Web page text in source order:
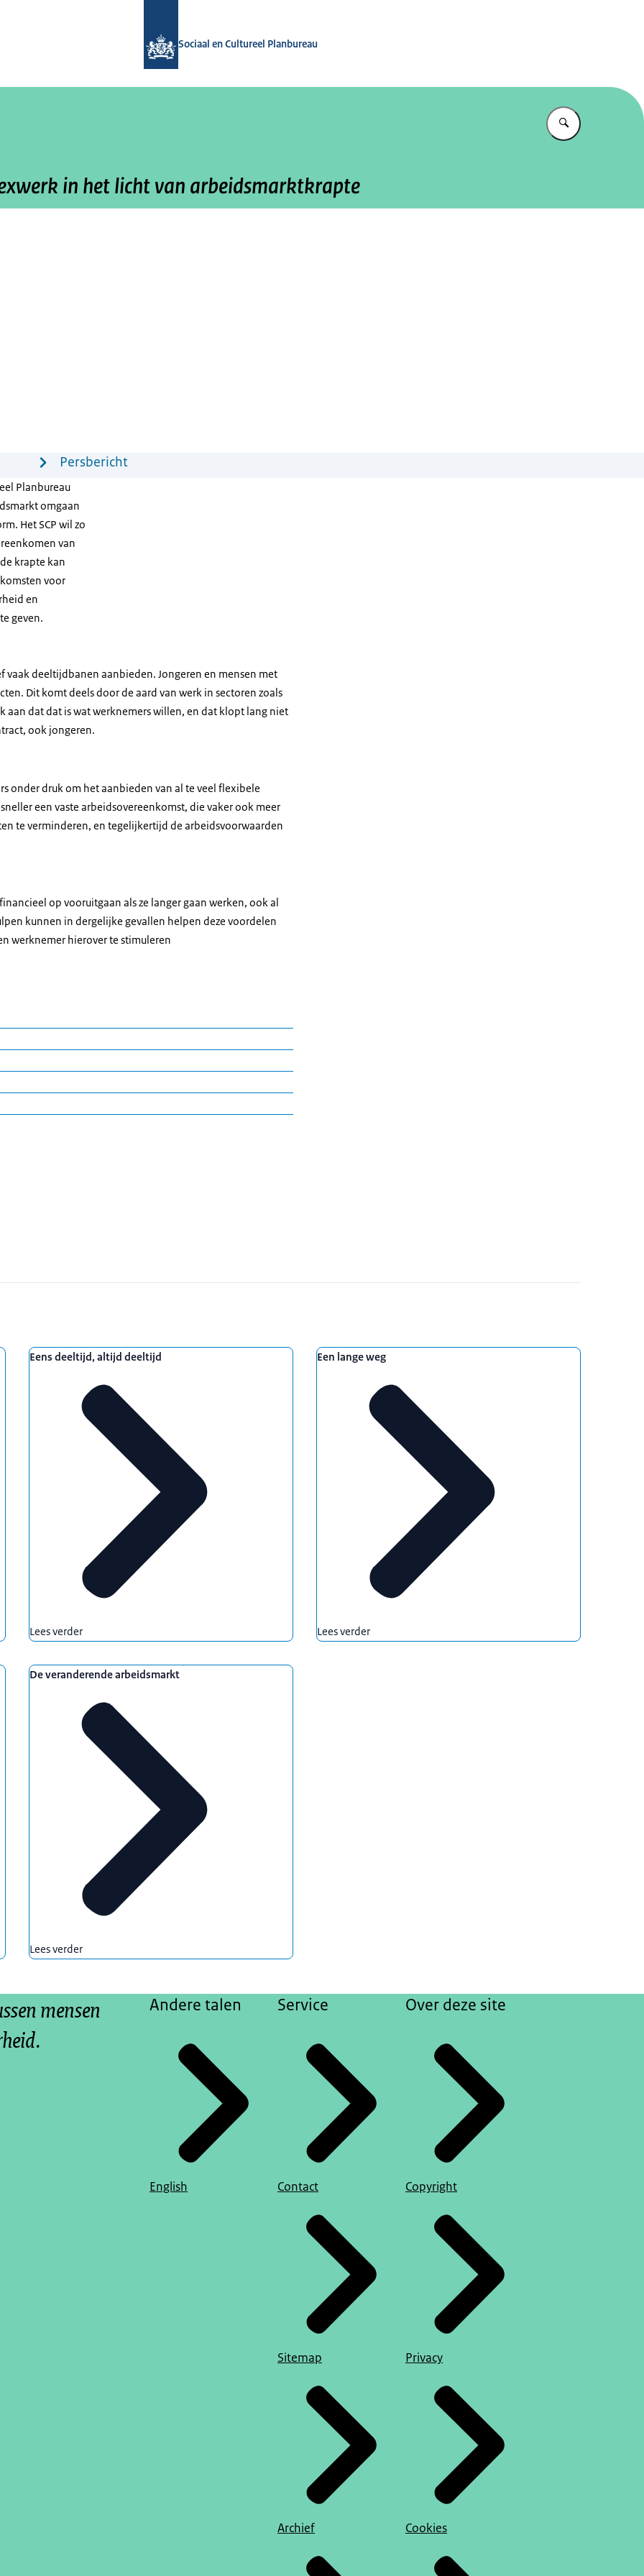
Sociaal en Cultureel Planbureau
Vul in wat u
in het licht van arbeidsmarktkrapte
Persbericht
Planbureau
omgaan
Het SCP wil zo
van
krapte kan
voor
en
geven.
deeltijdbanen aanbieden. Jongeren en mensen met
Dit komt deels door de aard van werk in sectoren zoals
aan dat dat is wat werknemers willen, en dat klopt lang niet
ook jongeren.
onder druk om het aanbieden van al te veel flexibele
een vaste arbeidsovereenkomst, die vaker ook meer
te verminderen, en tegelijkertijd de arbeidsvoorwaarden
op vooruitgaan als ze langer gaan werken, ook al
kunnen in dergelijke gevallen helpen deze voordelen
werknemer hierover te stimuleren
hoe werkgevers omgaan met krapte op de arbeidsmarkt, en
te passen om hun vacatures vervuld te krijgen. Er is
‘voor structurele verbeteringen, zoals meer vaste
tekort aan arbeidskrachten nog vaak alleen maar gezien
krapte op de arbeidsmarkt. Tekorten in sectoren als
uren dan zij zouden willen. Anderen hebben een
moeite hebben personeel te vinden, ontstaat er een
Het onderzoek laat zien dat zo’n moment kan
van werk in Nederland: wie werkt hoeveel uur, met
Keuzes die werkgevers maken over deeltijd- en
economische zelfstandigheid,
vaak deeltijdwerk krijgen, en jongeren en mensen
onderzoek gedaan onder werkgevers in
gelegd. Daardoor worden praktijken en structurele
Eens deeltijd, altijd deeltijd
Lees verder
Een lange weg
Lees verder
De veranderende arbeidsmarkt
Lees verder
mensen
Andere talen
English
Service
Contact
Sitemap
Archief
Over deze site
Copyright
Privacy
Cookies